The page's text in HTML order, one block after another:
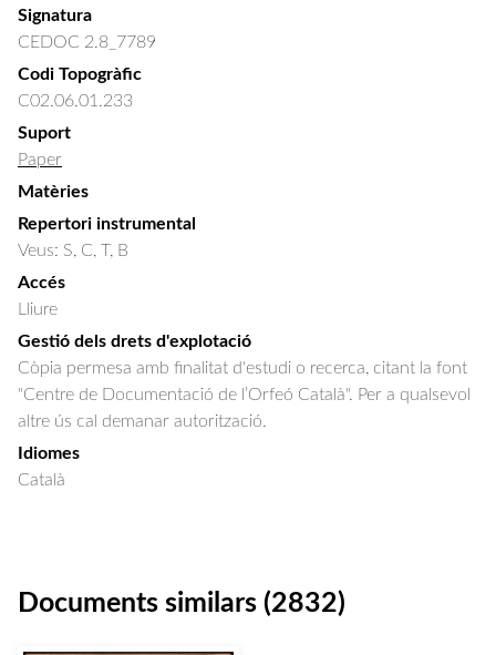
Signatura
CEDOC 2.8_7789
Codi Topogràfic
C02.06.01.233
Suport
Paper
Matèries
Repertori instrumental
Veus: S, C, T, B
Accés
Lliure
Gestió dels drets d'explotació
Còpia permesa amb finalitat d'estudi o recerca, citant la font
"Centre de Documentació de l’Orfeó Català". Per a qualsevol
altre ús cal demanar autorització.
Idiomes
Català
Documents similars (2832)